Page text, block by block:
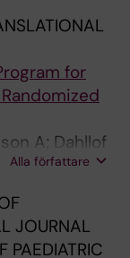
for
A; Dahllof
Alla författare
JOURNAL
PAEDIATRIC